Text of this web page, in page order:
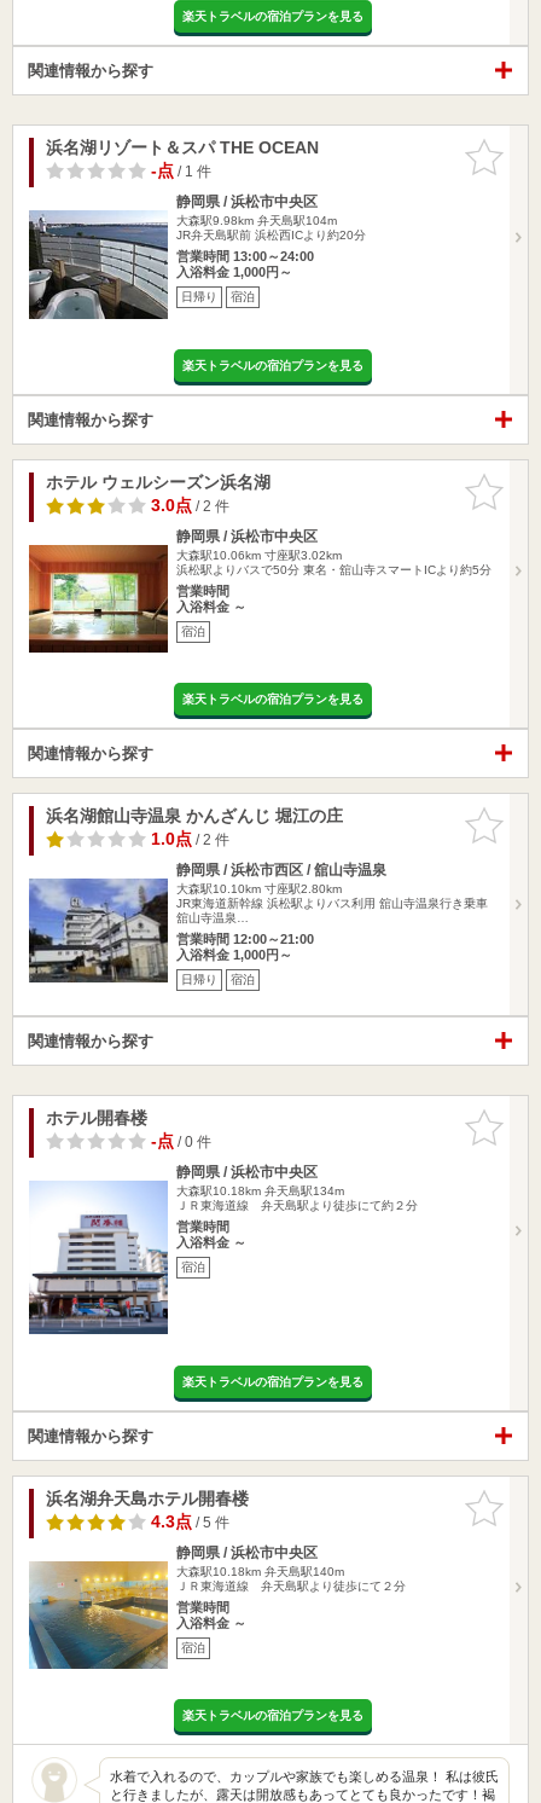
楽天トラベルの宿泊プランを見る
関連情報から探す
お気に入
りに追加
浜名湖リゾート＆スパ THE OCEAN
-点/ 1 件
静岡県 / 浜松市中央区
大森駅9.98km 弁天島駅104m
JR弁天島駅前 浜松西ICより約20分
営業時間 13:00～24:00
入浴料金 1,000円～
日帰り 宿泊
楽天トラベルの宿泊プランを見る
関連情報から探す
お気に入
りに追加
ホテル ウェルシーズン浜名湖
3.0点/ 2 件
静岡県 / 浜松市中央区
大森駅10.06km 寸座駅3.02km
浜松駅よりバスで50分 東名・舘山寺スマートICより約5分
営業時間
入浴料金 ～
宿泊
楽天トラベルの宿泊プランを見る
関連情報から探す
お気に入
りに追加
浜名湖館山寺温泉 かんざんじ 堀江の庄
1.0点/ 2 件
静岡県 / 浜松市西区 / 舘山寺温泉
大森駅10.10km 寸座駅2.80km
JR東海道新幹線 浜松駅よりバス利用 舘山寺温泉行き乗車
舘山寺温泉…
営業時間 12:00～21:00
入浴料金 1,000円～
日帰り 宿泊
関連情報から探す
お気に入
りに追加
ホテル開春楼
-点/ 0 件
静岡県 / 浜松市中央区
大森駅10.18km 弁天島駅134m
ＪＲ東海道線 弁天島駅より徒歩にて約２分
営業時間
入浴料金 ～
宿泊
楽天トラベルの宿泊プランを見る
関連情報から探す
お気に入
りに追加
浜名湖弁天島ホテル開春楼
4.3点/ 5 件
静岡県 / 浜松市中央区
大森駅10.18km 弁天島駅140m
ＪＲ東海道線 弁天島駅より徒歩にて２分
営業時間
入浴料金 ～
宿泊
楽天トラベルの宿泊プランを見る
水着で入れるので、カップルや家族でも楽しめる温泉！ 私は彼氏
と行きましたが、露天は開放感もあってとても良かったです！褐